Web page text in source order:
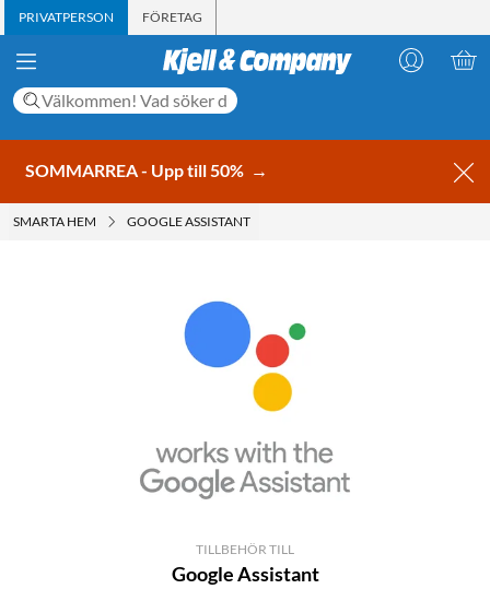
PRIVATPERSON FÖRETAG
SOMMARREA - Upp till 50% →
SMARTA HEM GOOGLE ASSISTANT
TILLBEHÖR TILL
Google Assistant